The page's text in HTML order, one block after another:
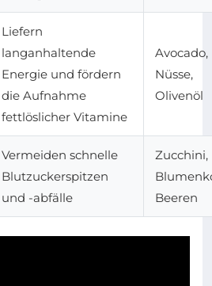
Liefern
langanhaltende
Energie und fördern
die Aufnahme
fettlöslicher Vitamine
Avocado,
Nüsse,
Olivenöl
Vermeiden schnelle
Blutzuckerspitzen
und -abfälle
Zucchini,
Beeren